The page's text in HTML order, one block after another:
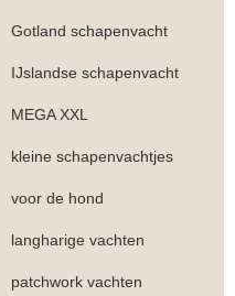
Gotland schapenvacht
IJslandse schapenvacht
MEGA XXL
kleine schapenvachtjes
voor de hond
langharige vachten
patchwork vachten